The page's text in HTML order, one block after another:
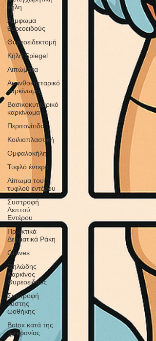
κήλη
Λέμφωμα
θυρεοειδούς
Θυρεοειδεκτoμή
Κήλη Spiegel
Λιπώματα
Ακανθοκυτταρικό
καρκίνωμα
Βασικοκυτταρικό
καρκίνωμα
Περιτονίτιδα
Κοιλιοπλαστική
Ομφαλοκήλη
Τυφλό έντερο
Λίπωμα του
τυφλού εντέρου
Συστροφή
Λεπτού
Εντέρου
Πρωκτικά
Δερματικά Ράκη
Graves
Θηλώδης
Καρκίνος
Θυρεοειδούς
Συστροφή
κύστης
ωοθήκης
Botox κατά της
ημικρανίας